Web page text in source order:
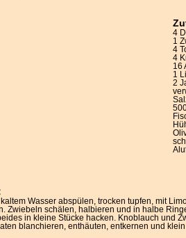
4
1
4
4
16
1
2
Wasser abspülen, trocken tupfen, mit
Zwiebeln schälen, halbieren und in halbe
in kleine Stücke hacken. Knoblauch und
blanchieren, enthäuten, entkernen und klein